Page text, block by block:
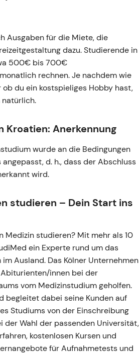
Ausgaben für die Miete, die
dazu. Studierende in
500€ bis 700€
rechnen. Je nachdem wie
du ein kostspieliges Hobby hast,
Kroatien: Anerkennung
wurde an die Bedingungen
d. h., dass der Abschluss
wird.
studieren – Dein Start ins
Medizin studieren? Mit mehr als 10
ein Experte rund um das
Ausland. Das Kölner Unternehmen
innen bei der
vom Medizinstudium geholfen.
begleitet dabei seine Kunden auf
Studiums von der Einschreibung
der Wahl der passenden Universität,
kostenlosen Kursen und
für Aufnahmetests und